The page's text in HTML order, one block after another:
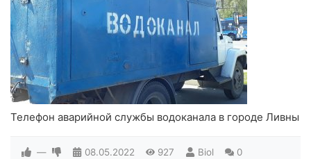
Телефон аварийной службы водоканала в городе Ливны
— 08.05.2022 927 Biol 0